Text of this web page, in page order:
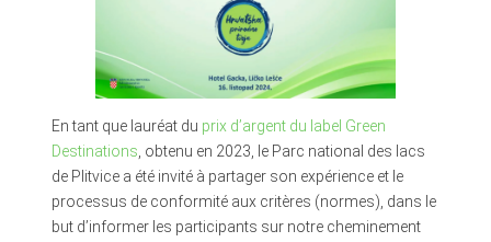
En tant que lauréat du prix d’argent du label Green
Destinations, obtenu en 2023, le Parc national des lacs
de Plitvice a été invité à partager son expérience et le
processus de conformité aux critères (normes), dans le
but d’informer les participants sur notre cheminement